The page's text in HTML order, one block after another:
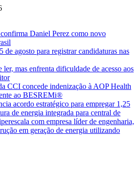
Daniel Perez como novo
de agosto para registrar candidaturas nas
ler, mas enfrenta dificuldade de acesso aos
CCI concede indenização à AOP Health
ao BESREMi®
acordo estratégico para empregar 1,25
de energia integrada para central de
com empresa líder de engenharia,
em geração de energia utilizando